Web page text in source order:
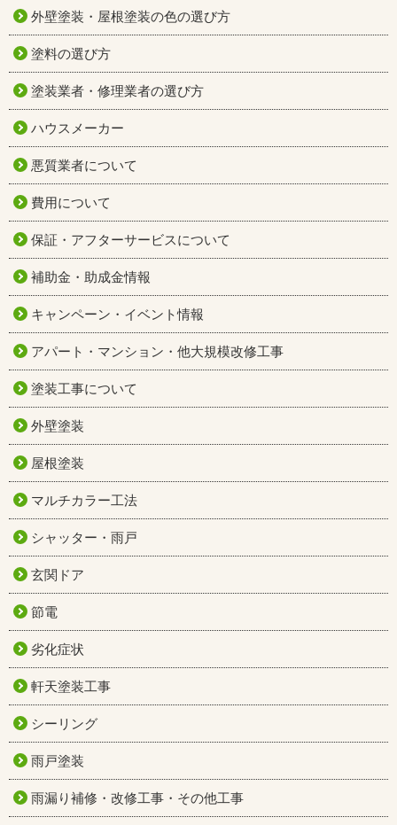
外壁塗装・屋根塗装の色の選び方
塗料の選び方
塗装業者・修理業者の選び方
ハウスメーカー
悪質業者について
費用について
保証・アフターサービスについて
補助金・助成金情報
キャンペーン・イベント情報
アパート・マンション・他大規模改修工事
塗装工事について
外壁塗装
屋根塗装
マルチカラー工法
シャッター・雨戸
玄関ドア
節電
劣化症状
軒天塗装工事
シーリング
雨戸塗装
雨漏り補修・改修工事・その他工事